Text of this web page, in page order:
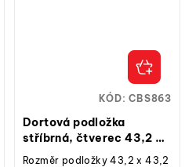
Dortová podložka
stříbrná, čtverec 43,2 x
43,2 cm, výška 10 mm
Rozměr podložky 43,2 x 43,2
KÓD:CBS863